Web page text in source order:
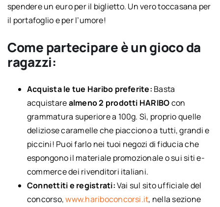
spendere un euro per il biglietto. Un vero toccasana per
il portafoglio e per l’umore!
Come partecipare è un gioco da
ragazzi:
Acquista le tue Haribo preferite: Basta
acquistarealmeno 2 prodotti HARIBOcon
grammatura superiore a 100g. Sì, proprio quelle
deliziose caramelle che piacciono a tutti, grandi e
piccini! Puoi farlo nei tuoi negozi di fiducia che
espongono il materiale promozionale o sui siti e-
commerce dei rivenditori italiani.
Connettiti e registrati:Vai sul sito ufficiale del
concorso,www.hariboconcorsi.it, nella sezione